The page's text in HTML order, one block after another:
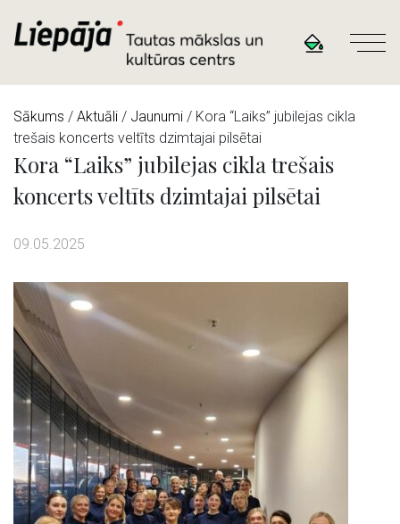
Sākums / Aktuāli / Jaunumi / Kora “Laiks” jubilejas cikla
trešais koncerts veltīts dzimtajai pilsētai
Kora “Laiks” jubilejas cikla trešais
koncerts veltīts dzimtajai pilsētai
09.05.2025